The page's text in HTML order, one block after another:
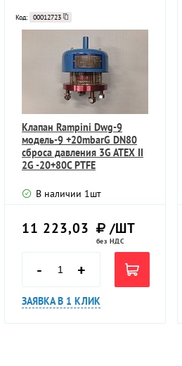
Код: 00012723
Клапан Rampini Dwg-9
модель-9 +20mbarG DN80
сброса давления 3G ATEX II
2G -20+80C PTFE
В наличии 1шт
11 223,03 /ШТ
без НДС
- +
ЗАЯВКА В 1 КЛИК